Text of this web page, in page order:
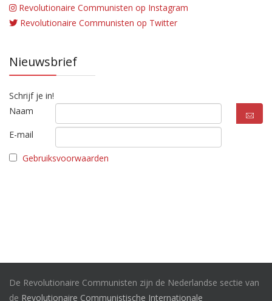
Revolutionaire Communisten op Instagram
Revolutionaire Communisten op Twitter
Nieuwsbrief
Schrijf je in!
Naam
E-mail
Gebruiksvoorwaarden
De Revolutionaire Communisten zijn de Nederlandse sectie van
de Revolutionaire Communistische Internationale